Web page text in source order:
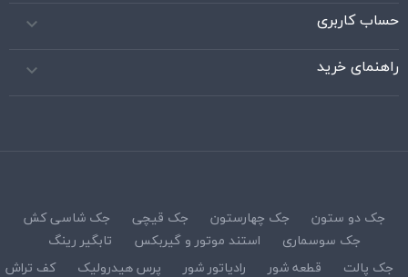
حساب کاربری 
راهنمای خرید 
جک دو ستون جک چهارستون جک قیچی
جک شاسی کش
جک سوسماری
استند موتور و گیربکس
تابگیر رینگ
جک پالت
قطعه شور رادیاتور شور پرس هیدرولیک کف تراش